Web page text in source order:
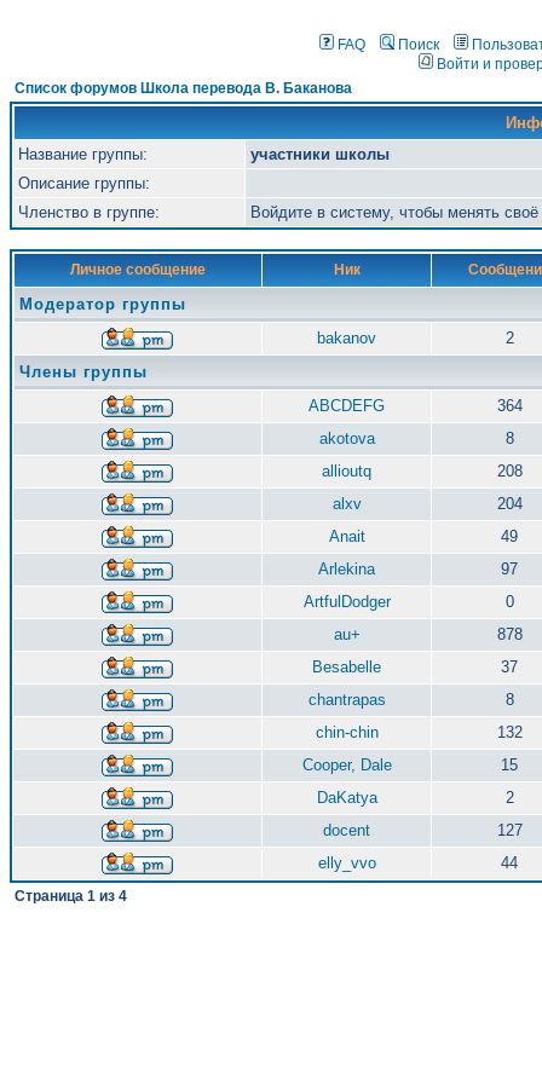
FAQ Поиск
Войти и
Список форумов Школа перевода В. Баканова
Название группы:
участники школы
Описание группы:
Членство в группе:
Войдите в систему, чтобы менять
Личное сообщение Ник
Модератор группы
bakanov
2
Члены группы
ABCDEFG
364
akotova
8
allioutq
208
alxv
204
Anait
49
Arlekina
97
ArtfulDodger
0
au+
878
Besabelle
37
chantrapas
8
chin-chin
132
Cooper, Dale
15
DaKatya
2
docent
127
elly_vvo
44
Страница 1 из 4